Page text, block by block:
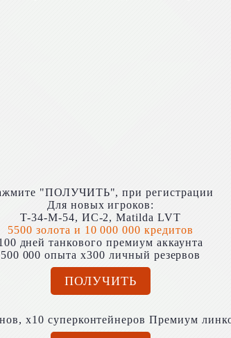
"ПОЛУЧИТЬ", при регистрации
Для новых игроков:
T-34-M-54, ИС-2, Matilda LVT
5500 золота и 10 000 000 кредитов
дней танкового премиум аккаунта
500 000 опыта x300 личный резервов
ПОЛУЧИТЬ
x10 суперконтейнеров Премиум